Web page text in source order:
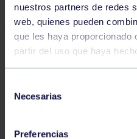
nuestros partners de redes
web, quienes pueden
que les haya proporcionado
partir del uso que haya
Necesarias
Preferencias
El próximo fin de semana
castellano-manchega de
de España de Clubes de
la Copa de España en los